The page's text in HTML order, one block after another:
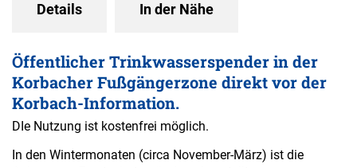
Details In der Nähe
Öffentlicher Trinkwasserspender in der
Korbacher Fußgängerzone direkt vor der
Korbach-Information.
DIe Nutzung ist kostenfrei möglich.
In den Wintermonaten (circa November-März) ist die